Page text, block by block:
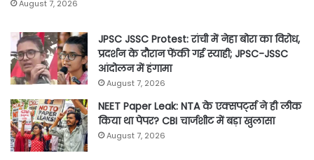
August 7, 2026
JPSC JSSC Protest: रांची में नेहा बोरा का विरोध,
प्रदर्शन के दौरान फेंकी गई स्याही; JPSC-JSSC
आंदोलन में हंगामा
August 7, 2026
NEET Paper Leak: NTA के एक्सपर्ट्स ने ही लीक
किया था पेपर? CBI चार्जशीट में बड़ा खुलासा
August 7, 2026